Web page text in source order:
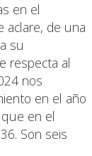
en el
aclare, de una
su
respecta al
nos
en el año
en el
Son seis